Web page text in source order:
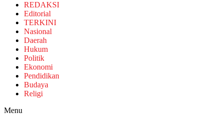
REDAKSI
Editorial
TERKINI
Nasional
Daerah
Hukum
Politik
Ekonomi
Pendidikan
Budaya
Religi
Menu